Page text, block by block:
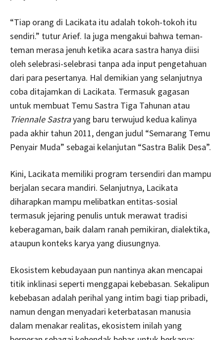
“Tiap orang di Lacikata itu adalah tokoh-tokoh itu
sendiri.” tutur Arief. Ia juga mengakui bahwa teman-
teman merasa jenuh ketika acara sastra hanya diisi
oleh selebrasi-selebrasi tanpa ada input pengetahuan
dari para pesertanya. Hal demikian yang selanjutnya
coba ditajamkan di Lacikata. Termasuk gagasan
untuk membuat Temu Sastra Tiga Tahunan atau
Triennale Sastrayang baru terwujud kedua kalinya
pada akhir tahun 2011, dengan judul “Semarang Temu
Penyair Muda” sebagai kelanjutan “Sastra Balik Desa”.
Kini, Lacikata memiliki program tersendiri dan mampu
berjalan secara mandiri. Selanjutnya, Lacikata
diharapkan mampu melibatkan entitas-sosial
termasuk jejaring penulis untuk merawat tradisi
keberagaman, baik dalam ranah pemikiran, dialektika,
ataupun konteks karya yang diusungnya.
Ekosistem kebudayaan pun nantinya akan mencapai
titik inklinasi seperti menggapai kebebasan. Sekalipun
kebebasan adalah perihal yang intim bagi tiap pribadi,
namun dengan menyadari keterbatasan manusia
dalam menakar realitas, ekosistem inilah yang